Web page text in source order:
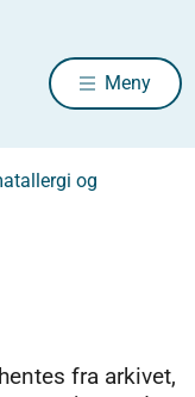
Meny
og
fra arkivet,